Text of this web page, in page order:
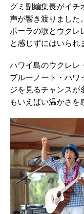
グミ副編集長がイチ
声が響き渡りました
ポーラの歌とウクレ
と感じずにはいられ
ハワイ島のウクレレ
ブルーノート・ハワ
ジを見るチャンスが
もいえばい温かさを